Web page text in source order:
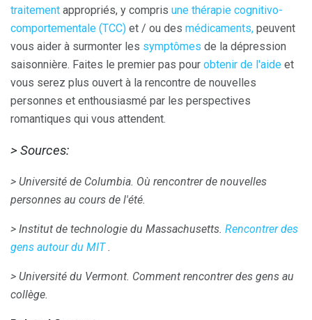
traitement appropriés, y compris une thérapie cognitivo-
comportementale (TCC) et / ou des médicaments, peuvent
vous aider à surmonter les symptômes de la dépression
saisonnière. Faites le premier pas pour obtenir de l'aide et
vous serez plus ouvert à la rencontre de nouvelles
personnes et enthousiasmé par les perspectives
romantiques qui vous attendent.
> Sources:
> Université de Columbia. Où rencontrer de nouvelles
personnes au cours de l'été.
> Institut de technologie du Massachusetts. Rencontrer des
gens autour du MIT.
> Université du Vermont. Comment rencontrer des gens au
collège.